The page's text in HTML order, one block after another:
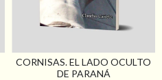
CORNISAS. EL LADO OCULTO
DE PARANÁ